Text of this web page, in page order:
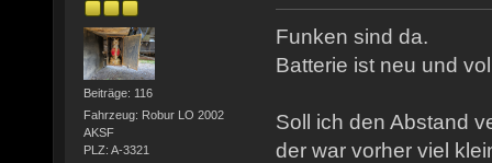
Beiträge: 116
Fahrzeug: Robur LO 2002
AKSF
PLZ: A-3321
Funken sind da.
Batterie ist neu und
Soll ich den Abstand
der war vorher viel